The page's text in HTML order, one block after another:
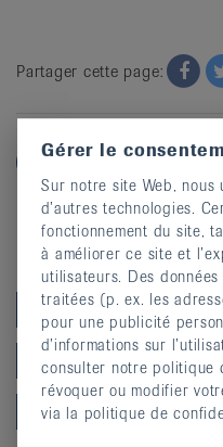
Partager cette page:
Catégories
Cours
Maladies rares
Prévention
Gérer le
Sur notre site Web, nous
d’autres technologies.
fonctionnement du site,
à améliorer ce site et
utilisateurs. Des
traitées (p. ex. les
pour une publicité
d’informations sur
consulter notre politique
révoquer ou modifier
via la politique de